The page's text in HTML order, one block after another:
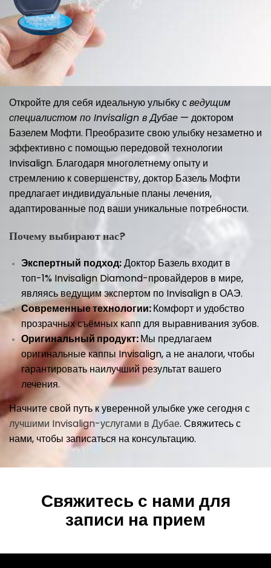
Откройте для себя идеальную улыбку сведущим
специалистом по Invisalign в Дубае — доктором
Базелем Мофти. Преобразите свою улыбку незаметно и
эффективно с помощью передовой технологии
Invisalign. Благодаря многолетнему опыту и
стремлению к совершенству, доктор Базель Мофти
предлагает индивидуальные планы лечения,
адаптированные под ваши уникальные потребности.
Почему выбирают нас?
Экспертный подход:Доктор Базель входит в
топ-1% Invisalign Diamond-провайдеров в мире,
являясь ведущим экспертом по Invisalign в ОАЭ.
Современные технологии:Комфорт и удобство
прозрачных съёмных капп для выравнивания зубов.
Оригинальный продукт:Мы предлагаем
оригинальные каппы Invisalign, а не аналоги, чтобы
гарантировать наилучший результат вашего
лечения.
Начните свой путь к уверенной улыбке уже сегодня с
лучшими Invisalign-услугами в Дубае. Свяжитесь с
нами, чтобы записаться на консультацию.
Свяжитесь с нами для
записи на прием